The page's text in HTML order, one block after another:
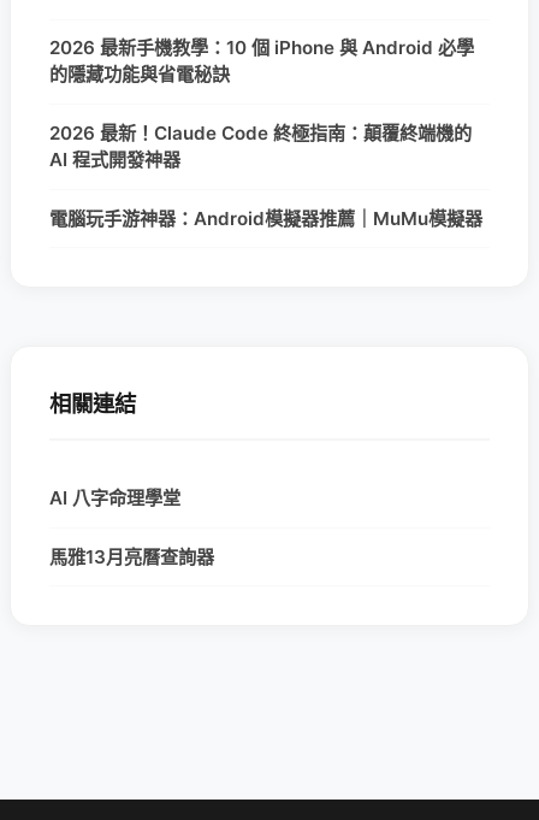
2026 最新手機教學：10 個 iPhone 與 Android 必學
的隱藏功能與省電秘訣
2026 最新！Claude Code 終極指南：顛覆終端機的
AI 程式開發神器
電腦玩手游神器：Android模擬器推薦｜MuMu模擬器
相關連結
AI 八字命理學堂
馬雅13月亮曆查詢器